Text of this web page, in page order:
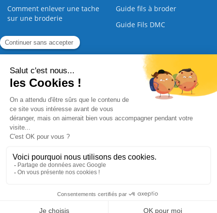
Comment enlever une tache
sur une broderie
Guide fils à broder
Guide Fils DMC
Guide de la Broderie
Nous contacter |
Paiement sécurisé
2008 - 2026 © CreaMagic. ALL Rights Reserved.